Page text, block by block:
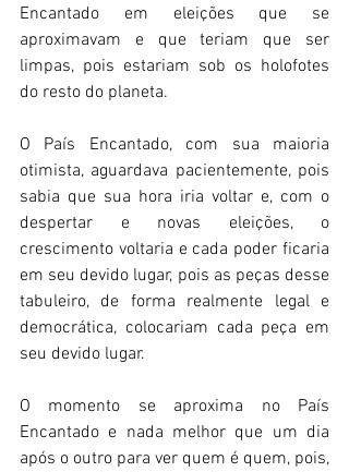
Encantado em eleições que se
aproximavam e que teriam que ser
limpas, pois estariam sob os holofotes
do resto do planeta.
O País Encantado, com sua maioria
otimista, aguardava pacientemente, pois
sabia que sua hora iria voltar e, com o
despertar e novas eleições, o
crescimento voltaria e cada poder ficaria
em seu devido lugar, pois as peças desse
tabuleiro, de forma realmente legal e
democrática, colocariam cada peça em
seu devido lugar.
O momento se aproxima no País
Encantado e nada melhor que um dia
após o outro para ver quem é quem, pois,